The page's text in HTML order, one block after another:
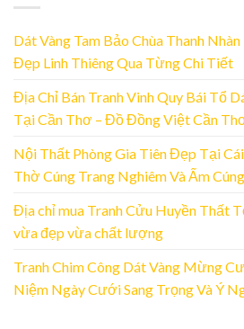
Dát Vàng Tam Bảo Chùa Thanh
Đẹp Linh Thiêng Qua Từng Chi Tiết
Địa Chỉ Bán Tranh Vinh Quy Bái Tổ
Tại Cần Thơ – Đồ Đồng Việt Cần
Nội Thất Phòng Gia Tiên Đẹp Tại
Thờ Cúng Trang Nghiêm Và Ấm Cúng
Địa chỉ mua Tranh Cửu Huyền Thất
vừa đẹp vừa chất lượng
Tranh Chim Công Dát Vàng Mừng
Niệm Ngày Cưới Sang Trọng Và Ý